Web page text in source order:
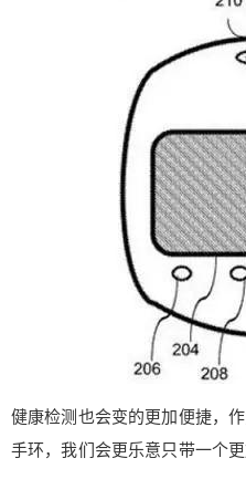
健康检测也会变的更加便捷，
手环，我们会更乐意只带一个
20
立
¥
立刻
找回